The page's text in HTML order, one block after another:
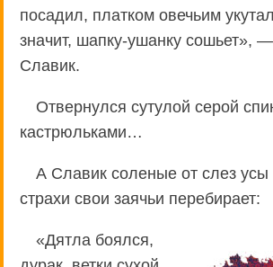
посадил, платком овечьим
значит, шапку-ушанку сошьет»,
Славик.
Отвернулся сутулой серой
кастрюльками…
А Славик соленые от слез усы
страхи свои заячьи перебирает:
«Дятла боялся,